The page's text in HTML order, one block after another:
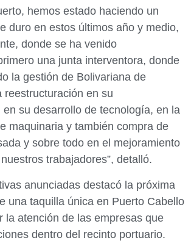
hemos estado haciendo un
duro en estos últimos año y medio,
donde se ha venido
una junta interventora, donde
la gestión de Bolivariana de
reestructuración en su
en su desarrollo de tecnología, en la
maquinaria y también compra de
y sobre todo en el mejoramiento
trabajadores”, detalló.
anunciadas destacó la próxima
una taquilla única en Puerto Cabello
la atención de las empresas que
dentro del recinto portuario.